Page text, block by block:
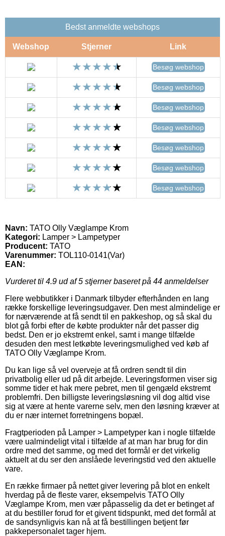
Bedst anmeldte webshops
Webshop Stjerner Link
Besøg webshop
Besøg webshop
Besøg webshop
Besøg webshop
Besøg webshop
Besøg webshop
Besøg webshop
Navn: TATO Olly Væglampe Krom
Kategori: Lamper > Lampetyper
Producent: TATO
Varenummer: TOL110-0141(Var)
EAN:
Vurderet til 4.9 ud af 5 stjerner baseret på 44 anmeldelser
Flere webbutikker i Danmark tilbyder efterhånden en lang
række forskellige leveringsudgaver. Den mest almindelige er
for nærværende at få sendt til en pakkeshop, og så skal du
blot gå forbi efter de købte produkter når det passer dig
bedst. Den er jo ekstremt enkel, samt i mange tilfælde
desuden den mest letkøbte leveringsmulighed ved køb af
TATO Olly Væglampe Krom.
Du kan lige så vel overveje at få ordren sendt til din
privatbolig eller ud på dit arbejde. Leveringsformen viser sig
somme tider et hak mere pebret, men til gengæld ekstremt
problemfri. Den billigste leveringsløsning vil dog altid vise
sig at være at hente varerne selv, men den løsning kræver at
du er nær internet forretningens bopæl.
Fragtperioden på Lamper > Lampetyper kan i nogle tilfælde
være ualmindeligt vital i tilfælde af at man har brug for din
ordre med det samme, og med det formål er det virkelig
aktuelt at du ser den anslåede leveringstid ved den aktuelle
vare.
En række firmaer på nettet giver levering på blot en enkelt
hverdag på de fleste varer, eksempelvis TATO Olly
Væglampe Krom, men vær påpasselig da det er betinget af
at du bestiller forud for et givent tidspunkt, med det formål at
de sandsynligvis kan nå at få bestillingen betjent før
pakkepersonalet tager hjem.